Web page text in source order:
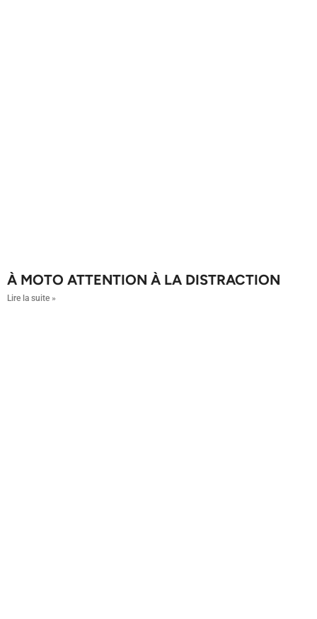
À MOTO ATTENTION À LA DISTRACTION
Lire la suite »